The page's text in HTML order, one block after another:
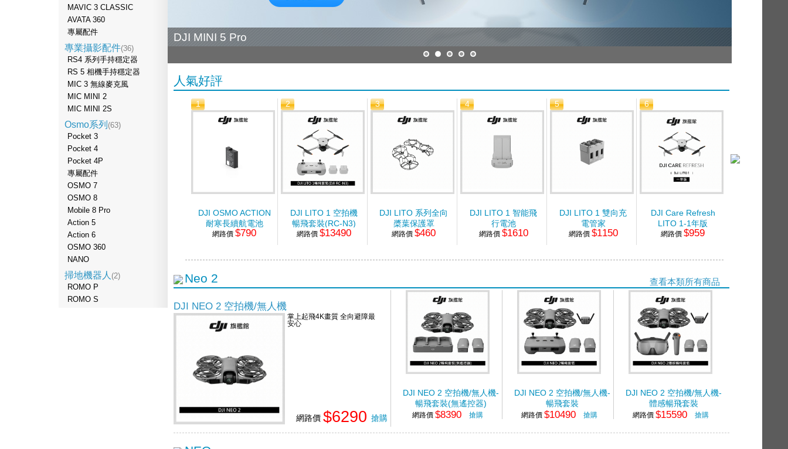
MAVIC 3 CLASSIC
AVATA 360
專屬配件
專業攝影配件(36)
RS4 系列手持穩定器
RS 5 相機手持穩定器
MIC 3 無線麥克風
MIC MINI 2
MIC MINI 2S
Osmo系列 (63)
Pocket 3
Pocket 4
Pocket 4P
專屬配件
OSMO 7
OSMO 8
Mobile 8 Pro
Action 5
Action 6
OSMO 360
NANO
掃地機器人 (2)
ROMO P
ROMO S
DJI MINI 5 Pro
人氣好評
1
DJI OSMO ACTION
耐寒長續航電池
網路價$790
2
DJI LITO 1 空拍機
暢飛套裝(RC-N3)
網路價$13490
3
DJI LITO 系列全向
槳葉保護罩
網路價$460
4
DJI LITO 1 智能飛
行電池
網路價 $1610
5
DJI LITO 1 雙向充
電管家
網路價 $1150
6
DJI Care Refresh
LITO 1-1年版
網路價$959
Neo 2 查看本類所有商品
DJI NEO 2 空拍機/無人機
掌上起飛4K畫質 全向避障最
安心
網路價 $6290 搶購
DJI NEO 2 空拍機/無人機-
暢飛套裝(無遙控器)
網路價 $8390 搶購
DJI NEO 2 空拍機/無人機-
暢飛套裝
網路價 $10490 搶購
DJI NEO 2 空拍機/無人機-
體感暢飛套裝
網路價 $15590 搶購